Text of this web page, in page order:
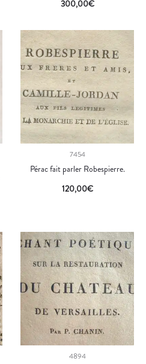
300,00€
7454
Pérac fait parler Robespierre.
120,00€
4894